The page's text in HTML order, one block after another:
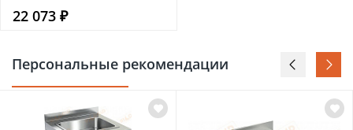
22 073 ₽
Персональные рекомендации